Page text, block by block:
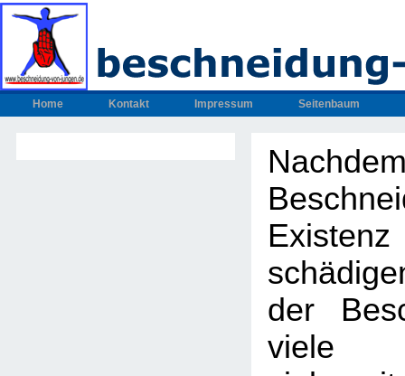
Home Kontakt Impressum Seitenbaum
der
viele